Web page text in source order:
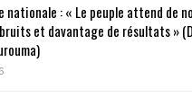
nationale : « Le peuple attend de
et davantage de résultats »